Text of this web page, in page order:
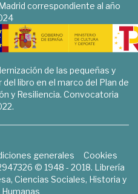
correspondiente al año
de las pequeñas y
libro en el marco del Plan de
y Resiliencia. Convocatoria
generales
Cookies
© 1948 - 2018. Librería
Ciencias Sociales, Historia y